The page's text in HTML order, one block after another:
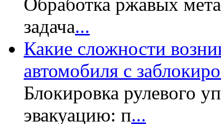
задача...
Какие сложности
автомобиля с
Блокировка рулевого
эвакуацию: п...